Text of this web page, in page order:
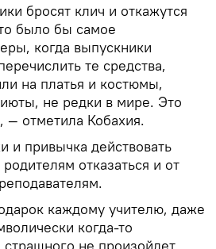
бросят клич и откажутся
было бы самое
когда выпускники
те средства,
на платья и костюмы,
не редки в мире. Это
— отметила Кобахия.
и привычка действовать
отказаться и от
каждому учителю, даже
когда-то
не произойдет,